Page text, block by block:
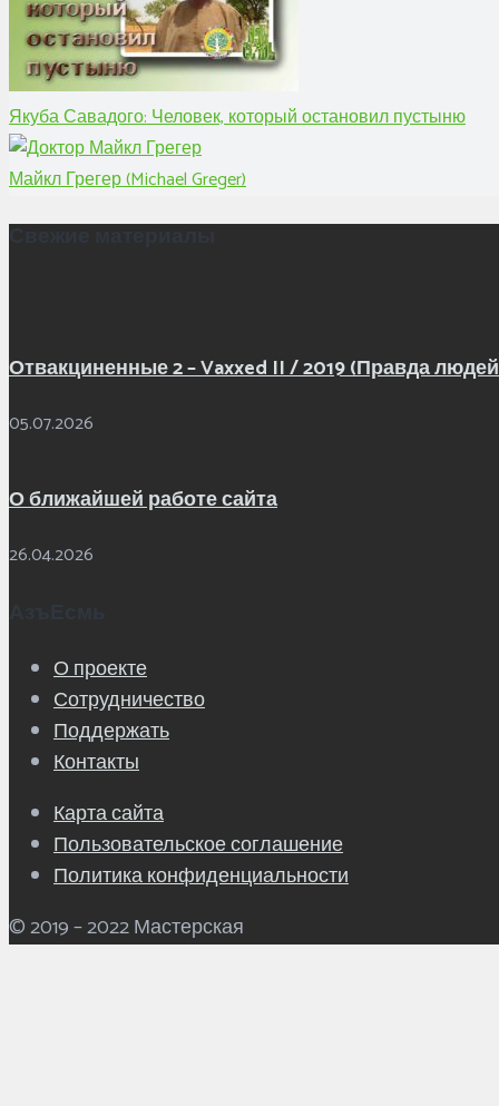
Якуба Савадого: Человек, который остановил пустыню
Майкл Грегер (Michael Greger)
Отвакциненные 2 – Vaxxed II / 2019 (Правда
05.07.2026
О ближайшей работе сайта
26.04.2026
О проекте
Сотрудничество
Поддержать
Контакты
Карта сайта
Пользовательское соглашение
Политика конфиденциальности
© 2019 – 2022Мастерская